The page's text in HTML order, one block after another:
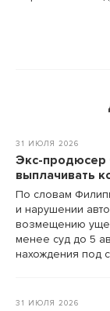
31 ИЮЛЯ 2026
Экс-продюсер
выплачивать
По словам
и нарушении
возмещению
менее суд до 5
нахождения под
31 ИЮЛЯ 2026